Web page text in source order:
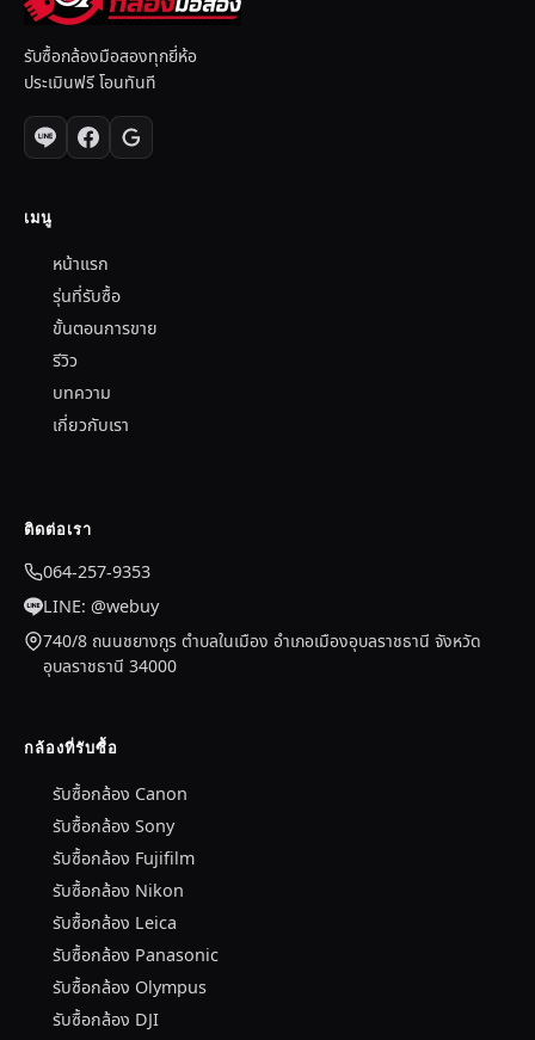
รับซื้อกล้องมือสองทุกยี่ห้อ
ประเมินฟรี โอนทันที
เมนู
หน้าแรก
รุ่นที่รับซื้อ
ขั้นตอนการขาย
รีวิว
บทความ
เกี่ยวกับเรา
ติดต่อเรา
064-257-9353
LINE: @webuy
740/8 ถนนชยางกูร ตำบลในเมือง อำเภอเมืองอุบลราชธานี จังหวัด
อุบลราชธานี 34000
กล้องที่รับซื้อ
รับซื้อกล้อง Canon
รับซื้อกล้อง Sony
รับซื้อกล้อง Fujifilm
รับซื้อกล้อง Nikon
รับซื้อกล้อง Leica
รับซื้อกล้อง Panasonic
รับซื้อกล้อง Olympus
รับซื้อกล้อง DJI